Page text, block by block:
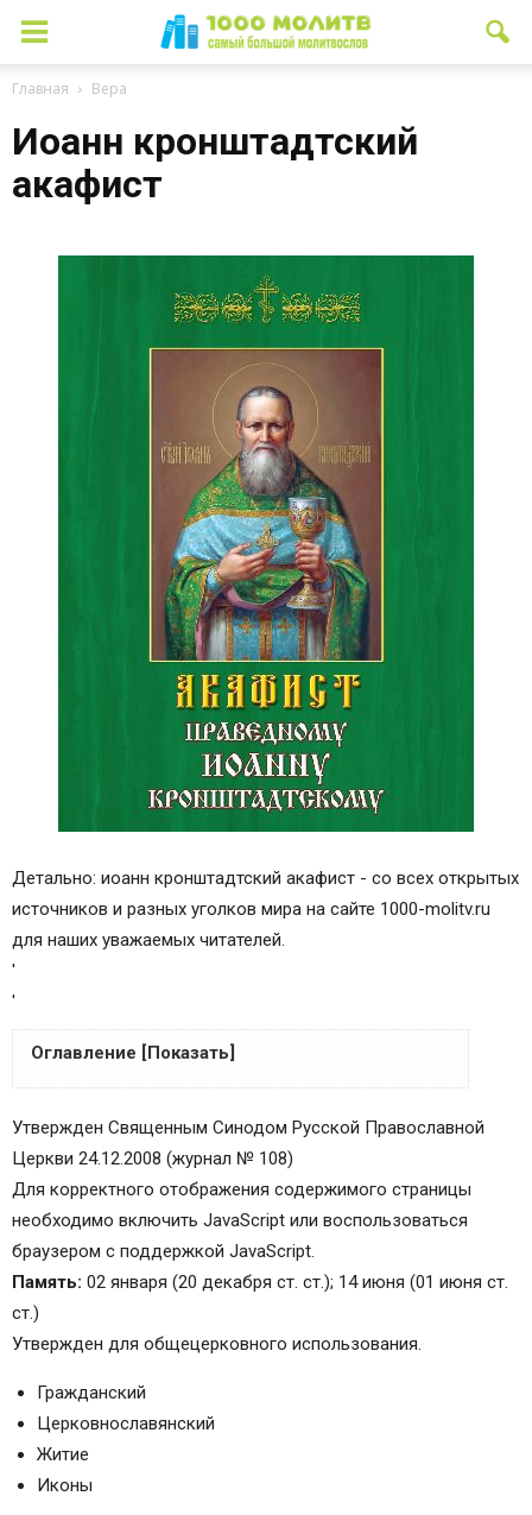
Главная Вера
Иоанн кронштадтский
акафист
Детально: иоанн кронштадтский акафист - со всех открытых
источников и разных уголков мира на сайте 1000-molitv.ru
для наших уважаемых читателей.
'
'
Оглавление [Показать]
ПРЕСВИТЕРУ КРОНШТАДТСКОМУ,
Кондак 1
Икос 1
Кондак 2
Икос 3
Кондак 4
Икос 4
Кондак 5
Икос 5
Утвержден Священным Синодом Русской Православной
Церкви 24.12.2008 (журнал № 108)
Для корректного отображения содержимого страницы
необходимо включить JavaScript или воспользоваться
браузером с поддержкой JavaScript.
Память: 02 января (20 декабря ст. ст.); 14 июня (01 июня ст.
ст.)
Утвержден для общецерковного использования.
Гражданский
Церковнославянский
Житие
Иконы